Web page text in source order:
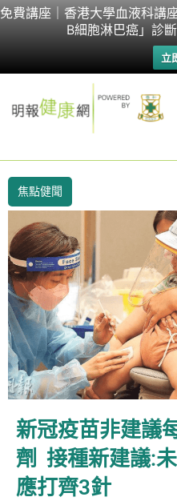
免費講座｜香港大學血液科講
B細胞淋巴癌」診
立
Skip
焦點健聞
新冠疫苗非建議
劑 接種新建議:
應打齊3針